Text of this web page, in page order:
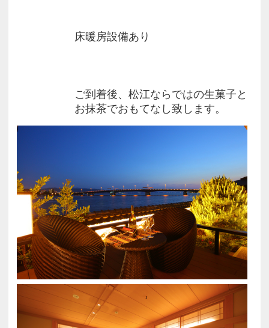
床暖房設備あり
ご到着後、松江ならではの生菓子と
お抹茶でおもてなし致します。